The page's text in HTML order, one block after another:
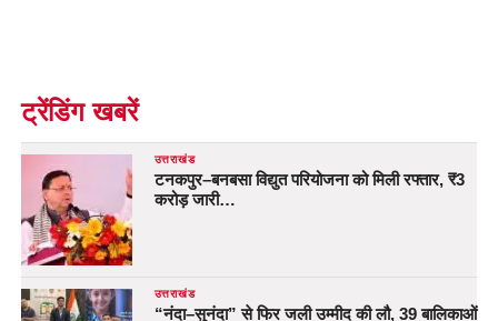
ट्रेंडिंग खबरें
उत्तराखंड
टनकपुर–बनबसा विद्युत परियोजना को मिली रफ्तार, ₹3
करोड़ जारी…
उत्तराखंड
“नंदा–सुनंदा” से फिर जली उम्मीद की लौ, 39 बालिकाओं